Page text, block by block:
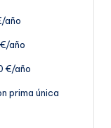
año
año
€/año
prima única